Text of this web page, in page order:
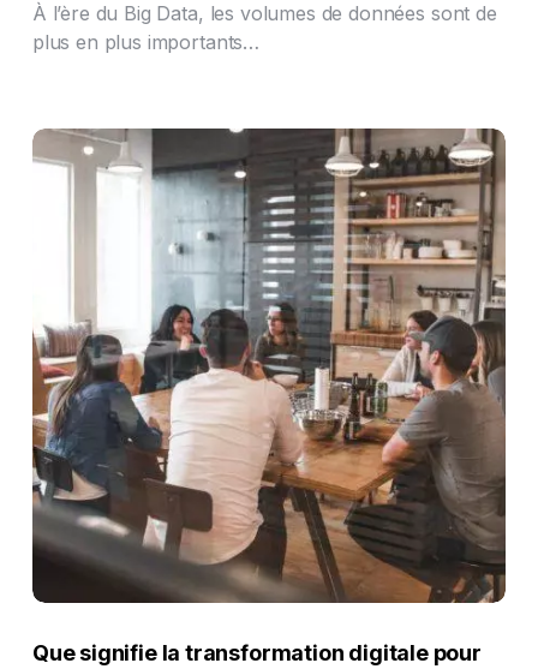
À l’ère du Big Data, les volumes de données sont de
plus en plus importants…
Que signifie la transformation digitale pour